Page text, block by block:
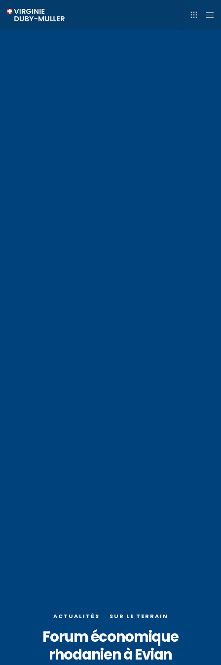
ACTUALITÉS SUR LE TERRAIN
Forum économique
rhodanien à Evian